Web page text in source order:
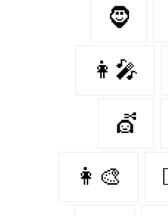
🧔‍
👩‍🎤
💇‍
👩‍🎨